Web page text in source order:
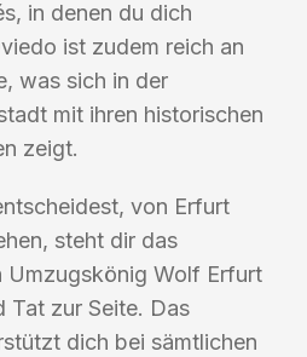
in denen du dich
ist zudem reich an
was sich in der
mit ihren historischen
zeigt.
von Erfurt
steht dir das
Umzugskönig Wolf Erfurt
Tat zur Seite. Das
dich bei sämtlichen